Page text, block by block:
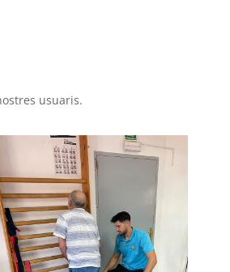
usuaris.